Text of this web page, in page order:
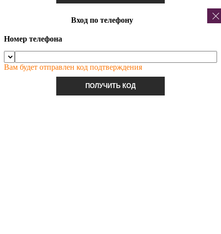
Вход по телефону
Номер телефона
Вам будет отправлен код подтверждения
ПОЛУЧИТЬ КОД